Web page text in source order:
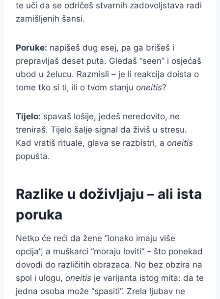
te uči da se odričeš stvarnih zadovoljstava radi
zamišljenih šansi.
Poruke: napišeš dug esej, pa ga brišeš i
prepravljaš deset puta. Gledaš “seen” i osjećaš
ubod u želucu. Razmisli – je li reakcija doista o
tome tko si ti, ili o tvom stanju oneitis?
Tijelo: spavaš lošije, jedeš neredovito, ne
treniraš. Tijelo šalje signal da živiš u stresu.
Kad vratiš rituale, glava se razbistri, a oneitis
popušta.
Razlike u doživljaju – ali ista
poruka
Netko će reći da žene “ionako imaju više
opcija”, a muškarci “moraju loviti” – što ponekad
dovodi do različitih obrazaca. No bez obzira na
spol i ulogu, oneitis je varijanta istog mita: da te
jedna osoba može “spasiti”. Zrela ljubav ne